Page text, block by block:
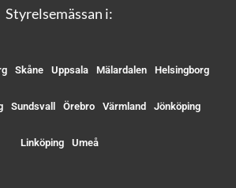
Styrelsemässan i:
Skåne Uppsala Mälardalen Helsingborg
Sundsvall Örebro Värmland Jönköping
Linköping Umeå